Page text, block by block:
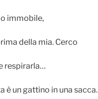
immobile,
della mia. Cerco
respirarla…
è un gattino in una sacca.